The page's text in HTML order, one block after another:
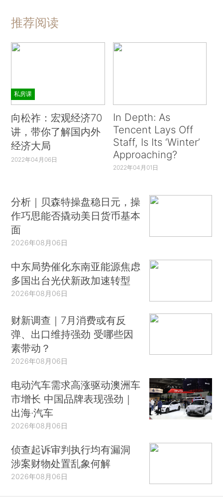
推荐阅读
私房课
向松祚：宏观经济70
讲，带你了解国内外
经济大局
2022年04月06日
In Depth: As
Tencent Lays Off
Staff, Is Its ‘Winter’
Approaching?
2022年04月01日
分析｜贝森特操盘稳日元，操
作巧思能否撬动美日货币基本
面
2026年08月06日
中东局势催化东南亚能源焦虑
多国出台光伏新政加速转型
2026年08月06日
财新调查｜7月消费或有反
弹、出口维持强劲 受哪些因
素带动？
2026年08月06日
电动汽车需求高涨驱动澳洲车
市增长 中国品牌表现强劲｜
出海·汽车
2026年08月06日
侦查起诉审判执行均有漏洞
涉案财物处置乱象何解
2026年08月06日